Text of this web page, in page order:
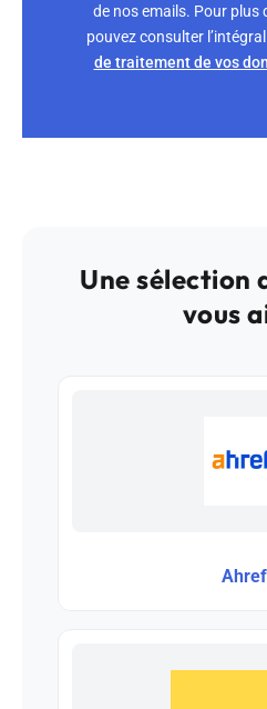
de nos emails. Pour plus
pouvez consulter
de traitement de vos
Une sélection
vous